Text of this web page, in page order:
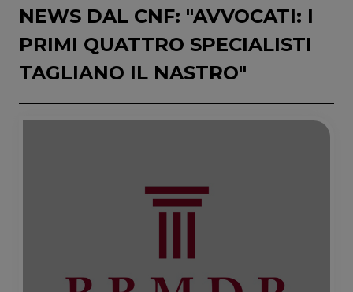
NEWS DAL CNF: "AVVOCATI: I
PRIMI QUATTRO SPECIALISTI
TAGLIANO IL NASTRO"